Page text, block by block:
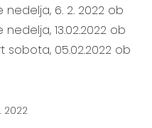
nedelja, 6. 2. 2022 ob
13.02.2022 ob
sobota, 05.02.2022 ob
2022